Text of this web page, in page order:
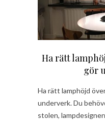
Ha rätt
gör
Ha rätt lamphöjd
underverk. Du
stolen,